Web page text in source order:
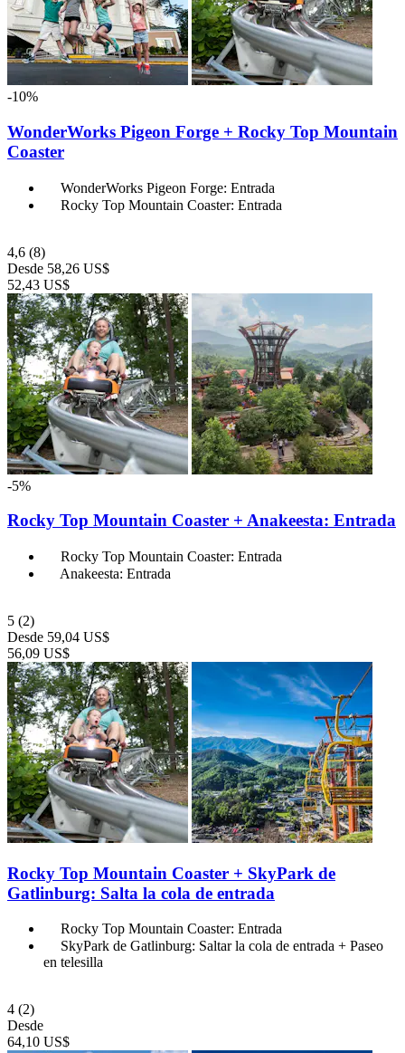
-10%
WonderWorks Pigeon Forge + Rocky Top Mountain
Coaster
WonderWorks Pigeon Forge: Entrada
Rocky Top Mountain Coaster: Entrada
4,6 (8)
Desde 58,26 US$
52,43 US$
-5%
Rocky Top Mountain Coaster + Anakeesta: Entrada
Rocky Top Mountain Coaster: Entrada
Anakeesta: Entrada
5 (2)
Desde 59,04 US$
56,09 US$
Rocky Top Mountain Coaster + SkyPark de
Gatlinburg: Salta la cola de entrada
Rocky Top Mountain Coaster: Entrada
SkyPark de Gatlinburg: Saltar la cola de entrada + Paseo
en telesilla
4 (2)
Desde
64,10 US$